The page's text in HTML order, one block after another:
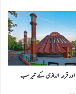
قرعہ اندازی کے تیر سب